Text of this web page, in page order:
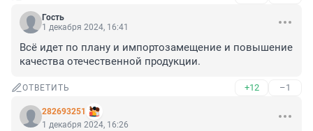
Гость
1 декабря 2024, 16:41
Всё идет по плану и импортозамещение и повышение
качества отечественной продукции.
ОТВЕТИТЬ +12 –1
282693251
1 декабря 2024, 16:26